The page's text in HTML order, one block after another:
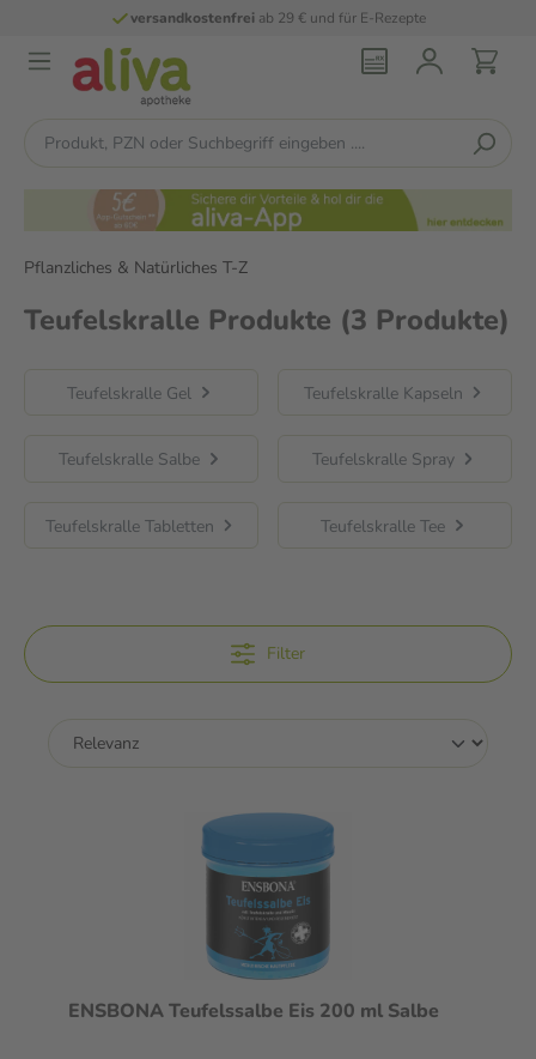
versandkostenfreiab 29 € und für E-Rezepte
Pflanzliches & Natürliches T-Z
Teufelskralle Produkte (3 Produkte)
Teufelskralle Gel Teufelskralle Kapseln
Teufelskralle Salbe Teufelskralle Spray
Teufelskralle Tabletten Teufelskralle Tee
Filter
ENSBONA Teufelssalbe Eis 200 ml Salbe